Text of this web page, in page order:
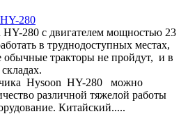
280
280 с двигателем мощностью 23
в труднодоступных местах,
обычные тракторы не пройдут, и в
Hysoon HY-280 можно
различной тяжелой работы
Китайский.....